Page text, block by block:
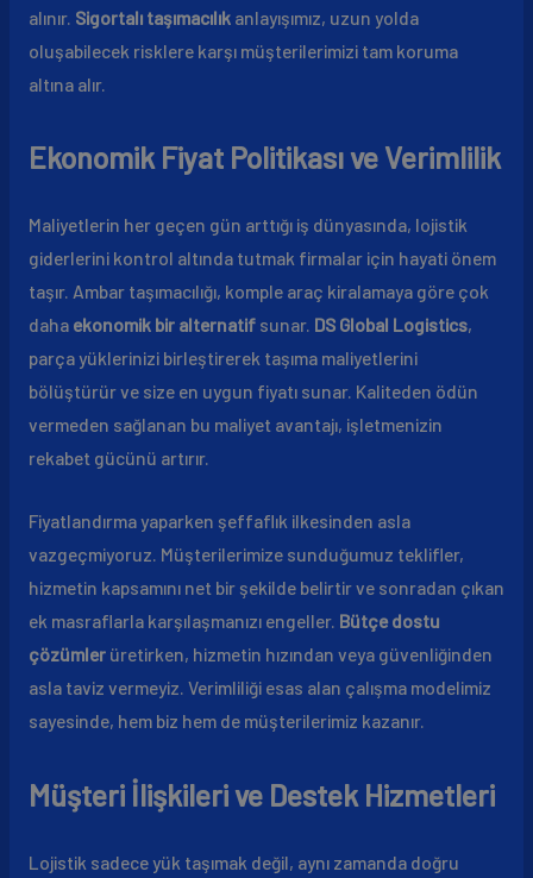
alınır. Sigortalı taşımacılıkanlayışımız, uzun yolda
oluşabilecek risklere karşı müşterilerimizi tam koruma
altına alır.
Ekonomik Fiyat Politikası ve Verimlilik
Maliyetlerin her geçen gün arttığı iş dünyasında, lojistik
giderlerini kontrol altında tutmak firmalar için hayati önem
taşır. Ambar taşımacılığı, komple araç kiralamaya göre çok
daha ekonomik bir alternatifsunar. DS Global Logistics,
parça yüklerinizi birleştirerek taşıma maliyetlerini
bölüştürür ve size en uygun fiyatı sunar. Kaliteden ödün
vermeden sağlanan bu maliyet avantajı, işletmenizin
rekabet gücünü artırır.
Fiyatlandırma yaparken şeffaflık ilkesinden asla
vazgeçmiyoruz. Müşterilerimize sunduğumuz teklifler,
hizmetin kapsamını net bir şekilde belirtir ve sonradan çıkan
ek masraflarla karşılaşmanızı engeller. Bütçe dostu
çözümlerüretirken, hizmetin hızından veya güvenliğinden
asla taviz vermeyiz. Verimliliği esas alan çalışma modelimiz
sayesinde, hem biz hem de müşterilerimiz kazanır.
Müşteri İlişkileri ve Destek Hizmetleri
Lojistik sadece yük taşımak değil, aynı zamanda doğru